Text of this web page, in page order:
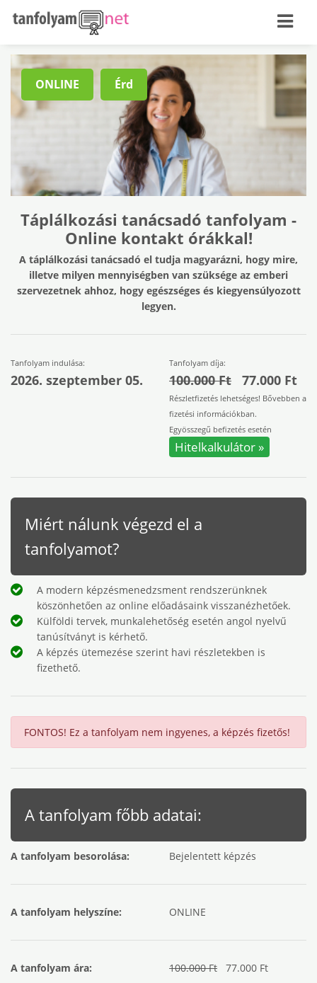
ONLINE Érd
Táplálkozási tanácsadó tanfolyam -
Online kontakt órákkal!
A táplálkozási tanácsadó el tudja magyarázni, hogy mire,
illetve milyen mennyiségben van szüksége az emberi
szervezetnek ahhoz, hogy egészséges és kiegyensúlyozott
legyen.
Tanfolyam indulása:
2026. szeptember 05.
Tanfolyam díja:
100.000 Ft 77.000 Ft
Részletfizetés lehetséges! Bővebben a
fizetési információkban.
Egyösszegű befizetés esetén
Hitelkalkulátor »
Miért nálunk végezd el a
tanfolyamot?
A modern képzésmenedzsment rendszerünknek
köszönhetően az online előadásaink visszanézhetőek.
Külföldi tervek, munkalehetőség esetén angol nyelvű
tanúsítványt is kérhető.
A képzés ütemezése szerint havi részletekben is
fizethető.
FONTOS! Ez a tanfolyam nem ingyenes, a képzés fizetős!
A tanfolyam főbb adatai:
A tanfolyam besorolása: Bejelentett képzés
A tanfolyam helyszíne: ONLINE
A tanfolyam ára: 100.000 Ft 77.000 Ft